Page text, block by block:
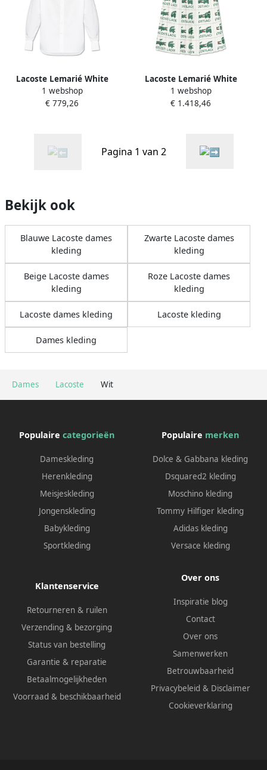
Dames Lacoste Wit
Lacoste Lemarié White
Dames
1 webshop
€ 779,26
Lacoste Lemarié White
Dames
1 webshop
€ 1.418,46
Pagina 1 van 2
Bekijk ook
Blauwe Lacoste dames
kleding
Zwarte Lacoste dames
kleding
Beige Lacoste dames
kleding
Roze Lacoste dames
kleding
Lacoste dames kleding Lacoste kleding
Dames kleding
Populaire categorieën
Dameskleding
Herenkleding
Meisjeskleding
Jongenskleding
Babykleding
Sportkleding
Populaire merken
Dolce & Gabbana kleding
Dsquared2 kleding
Moschino kleding
Tommy Hilfiger kleding
Adidas kleding
Versace kleding
Klantenservice
Retourneren & ruilen
Verzending & bezorging
Status van bestelling
Garantie & reparatie
Betaalmogelijkheden
Voorraad & beschikbaarheid
Over ons
Inspiratie blog
Contact
Over ons
Samenwerken
Betrouwbaarheid
Privacybeleid & Disclaimer
Cookieverklaring